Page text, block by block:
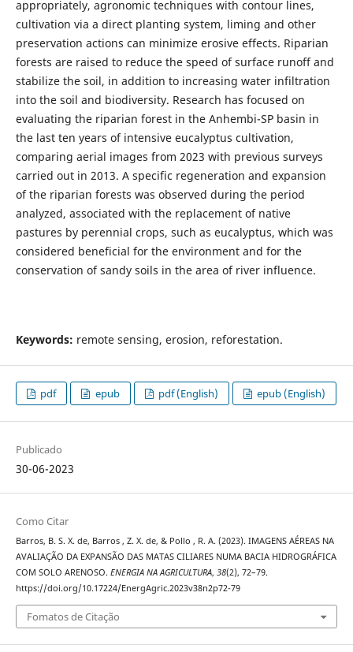
appropriately, agronomic techniques with contour lines,
cultivation via a direct planting system, liming and other
preservation actions can minimize erosive effects. Riparian
forests are raised to reduce the speed of surface runoff and
stabilize the soil, in addition to increasing water infiltration
into the soil and biodiversity. Research has focused on
evaluating the riparian forest in the Anhembi-SP basin in
the last ten years of intensive eucalyptus cultivation,
comparing aerial images from 2023 with previous surveys
carried out in 2013. A specific regeneration and expansion
of the riparian forests was observed during the period
analyzed, associated with the replacement of native
pastures by perennial crops, such as eucalyptus, which was
considered beneficial for the environment and for the
conservation of sandy soils in the area of ​​river influence.
Keywords: remote sensing, erosion, reforestation.
pdf epub pdf (English) epub (English)
Publicado
30-06-2023
Como Citar
Barros, B. S. X. de, Barros , Z. X. de, & Pollo , R. A. (2023). IMAGENS AÉREAS NA
AVALIAÇÃO DA EXPANSÃO DAS MATAS CILIARES NUMA BACIA HIDROGRÁFICA
COM SOLO ARENOSO. ENERGIA NA AGRICULTURA, 38(2), 72–79.
https://doi.org/10.17224/EnergAgric.2023v38n2p72-79
Fomatos de Citação